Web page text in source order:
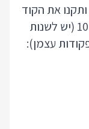
את הקוד
כך שידפיס: 10, לאחר מכן 5 ואז שוב 10 (יש לשנות
עצמן):